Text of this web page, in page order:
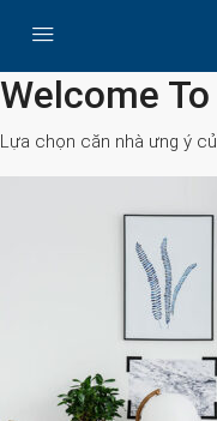
Welcome
Lựa chọn căn nhà ưng ý